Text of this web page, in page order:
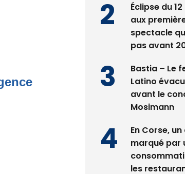
Éclipse du
aux
spectacle
pas avant
Bastia – Le
Latino
avant le
Mosimann
En Corse,
marqué par
les